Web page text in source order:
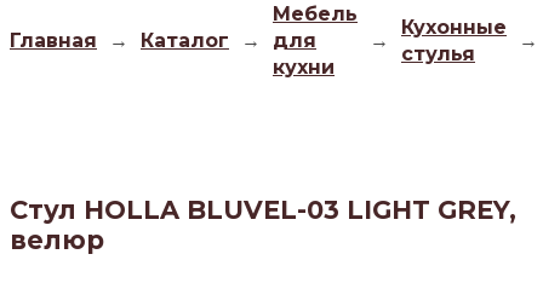
Главная → Каталог →
Мебель
для
кухни
→
Кухонные
стулья
→
Стул HOLLA BLUVEL-03 LIGHT GREY,
велюр